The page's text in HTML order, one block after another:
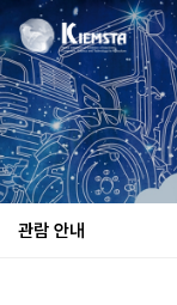
관람 안내